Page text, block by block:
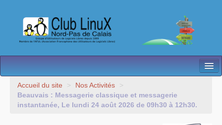
L’Association
Nos Activités
Accueil du site > Nos Activités
>
Beauvais : Messagerie classique et messagerie
instantanée, Le lundi 24 août 2026 de 09h30 à 12h30.